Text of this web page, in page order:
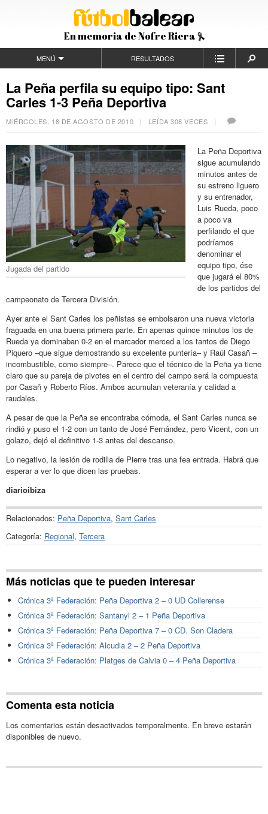
En memoria de Nofre Riera
MENÚ RESULTADOS
La Peña perfila su equipo tipo: Sant
Carles 1-3 Peña Deportiva
MIÉRCOLES, 18 DE AGOSTO DE 2010 | LEÍDA 308 VECES |
Jugada del partido
La Peña Deportiva
sigue acumulando
minutos antes de
su estreno liguero
y su entrenador,
Luis Rueda, poco
a poco va
perfilando el que
podríamos
denominar el
equipo tipo, ése
que jugará el 80%
de los partidos del
campeonato de Tercera División.
Ayer ante el Sant Carles los peñistas se embolsaron una nueva victoria
fraguada en una buena primera parte. En apenas quince minutos los de
Rueda ya dominaban 0-2 en el marcador merced a los tantos de Diego
Piquero –que sigue demostrando su excelente puntería– y Raúl Casañ –
incombustible, como siempre–. Parece que el técnico de la Peña ya tiene
claro que su pareja de pivotes en el centro del campo será la compuesta
por Casañ y Roberto Ríos. Ambos acumulan veteranía y calidad a
raudales.
A pesar de que la Peña se encontraba cómoda, el Sant Carles nunca se
rindió y puso el 1-2 con un tanto de José Fernández, pero Vicent, con un
golazo, dejó el definitivo 1-3 antes del descanso.
Lo negativo, la lesión de rodilla de Pierre tras una fea entrada. Habrá que
esperar a ver lo que dicen las pruebas.
diarioibiza
Relacionados: Peña Deportiva, Sant Carles
Categoría: Regional, Tercera
Más noticias que te pueden interesar
Crónica 3ª Federación: Peña Deportiva 2 – 0 UD Collerense
Crónica 3ª Federación: Santanyi 2 – 1 Peña Deportiva
Crónica 3ª Federación: Peña Deportiva 7 – 0 CD. Son Cladera
Crónica 3ª Federación: Alcudia 2 – 2 Peña Deportiva
Crónica 3ª Federación: Platges de Calvia 0 – 4 Peña Deportiva
Comenta esta noticia
Los comentarios están desactivados temporalmente. En breve estarán
disponibles de nuevo.